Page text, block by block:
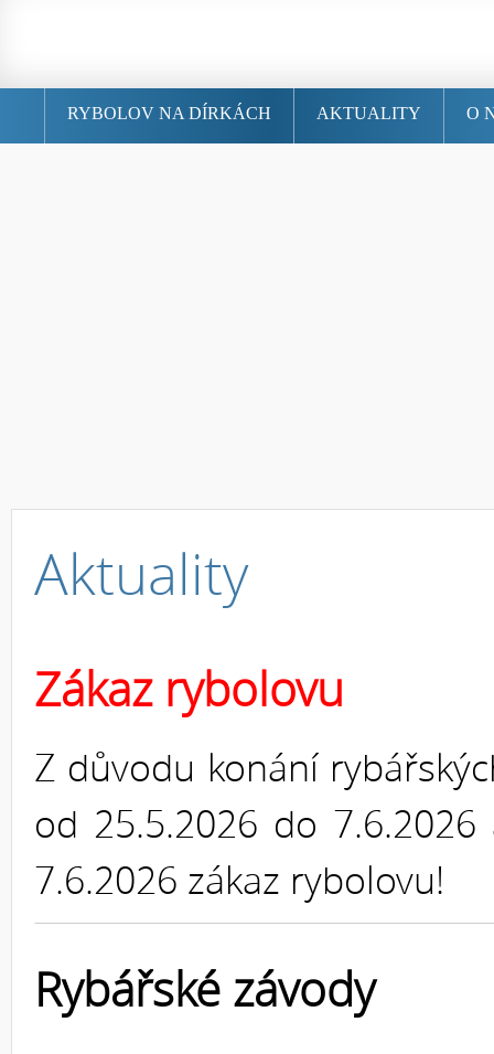
RYBOLOV NA DÍRKÁCH AKTUALITY O
Aktuality
Zákaz rybolovu
Z důvodu konání
od 25.5.2026 do
7.6.2026 zákaz rybolovu!
Rybářské závody